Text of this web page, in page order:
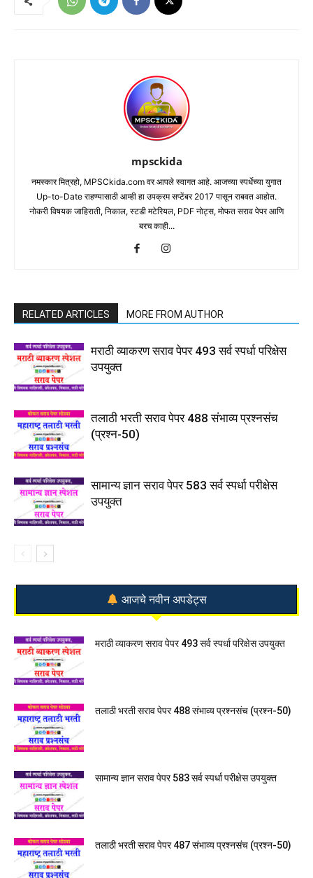
mpsckida
नमस्कार मित्रहो, MPSCkida.com वर आपले स्वागत आहे. आजच्या स्पर्धेच्या युगात
Up-to-Date राहण्यासाठी आम्ही हा उपक्रम सप्टेंबर 2017 पासून राबवत आहोत.
नोकरी विषयक जाहिराती, निकाल, स्टडी मटेरियल, PDF नोट्स, मोफत सराव पेपर आणि
बरच काही...
RELATED ARTICLES MORE FROM AUTHOR
मराठी व्याकरण सराव पेपर 493 सर्व स्पर्धा परिक्षेस
उपयुक्त
तलाठी भरती सराव पेपर 488 संभाव्य प्रश्नसंच
(प्रश्न-50)
सामान्य ज्ञान सराव पेपर 583 सर्व स्पर्धा परीक्षेस
उपयुक्त
आजचे नवीन अपडेट्स
मराठी व्याकरण सराव पेपर 493 सर्व स्पर्धा परिक्षेस उपयुक्त
तलाठी भरती सराव पेपर 488 संभाव्य प्रश्नसंच (प्रश्न-50)
सामान्य ज्ञान सराव पेपर 583 सर्व स्पर्धा परीक्षेस उपयुक्त
तलाठी भरती सराव पेपर 487 संभाव्य प्रश्नसंच (प्रश्न-50)